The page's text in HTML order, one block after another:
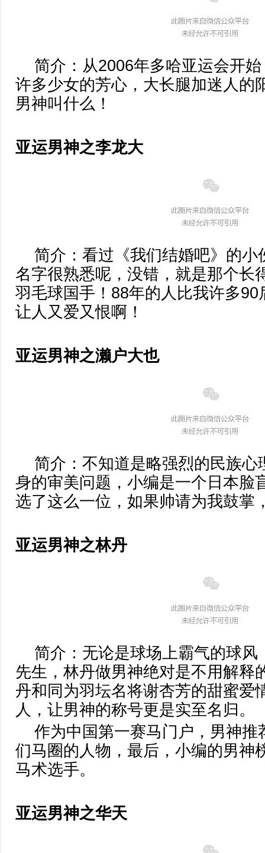
简介：从2006年多哈亚运会开始
许多少女的芳心，大长腿加迷人的
男神叫什么！
亚运男神之李龙大
简介：看过《我们结婚吧》的小
名字很熟悉呢，没错，就是那个长
羽毛球国手！88年的人比我许多
让人又爱又恨啊！
亚运男神之濑户大也
简介：不知道是略强烈的民族心
身的审美问题，小编是一个日本脸
选了这么一位，如果帅请为我鼓掌
亚运男神之林丹
简介：无论是球场上霸气的球风
先生，林丹做男神绝对是不用解释
丹和同为羽坛名将谢杏芳的甜蜜爱
人，让男神的称号更是实至名归。
作为中国第一赛马门户，男神推
们马圈的人物，最后，小编的男神
马术选手。
亚运男神之华天